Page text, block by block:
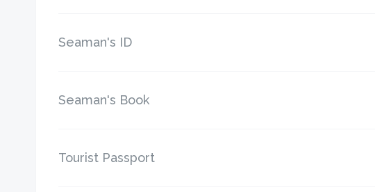
Seaman's ID
Seaman's Book
Tourist Passport